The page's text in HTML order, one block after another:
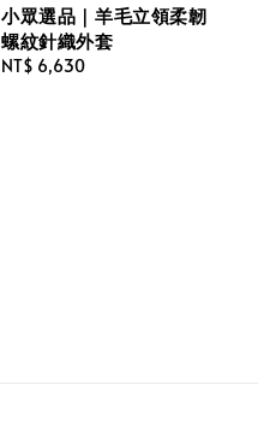
小眾選品｜羊毛立領柔韌
螺紋針織外套
Regular
NT$ 6,630